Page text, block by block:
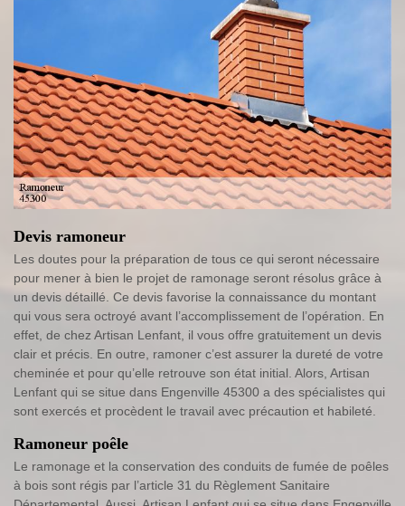
Devis ramoneur
Les doutes pour la préparation de tous ce qui seront nécessaire
pour mener à bien le projet de ramonage seront résolus grâce à
un devis détaillé. Ce devis favorise la connaissance du montant
qui vous sera octroyé avant l’accomplissement de l’opération. En
effet, de chez Artisan Lenfant, il vous offre gratuitement un devis
clair et précis. En outre, ramoner c’est assurer la dureté de votre
cheminée et pour qu’elle retrouve son état initial. Alors, Artisan
Lenfant qui se situe dans Engenville 45300 a des spécialistes qui
sont exercés et procèdent le travail avec précaution et habileté.
Ramoneur poêle
Le ramonage et la conservation des conduits de fumée de poêles
à bois sont régis par l’article 31 du Règlement Sanitaire